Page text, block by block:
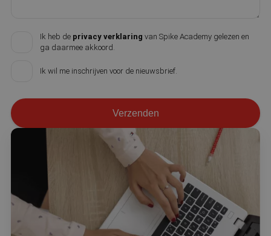
Ik heb de privacy verklaring van Spike Academy gelezen en
ga daarmee akkoord.
Ik wil me inschrijven voor de nieuwsbrief.
Verzenden